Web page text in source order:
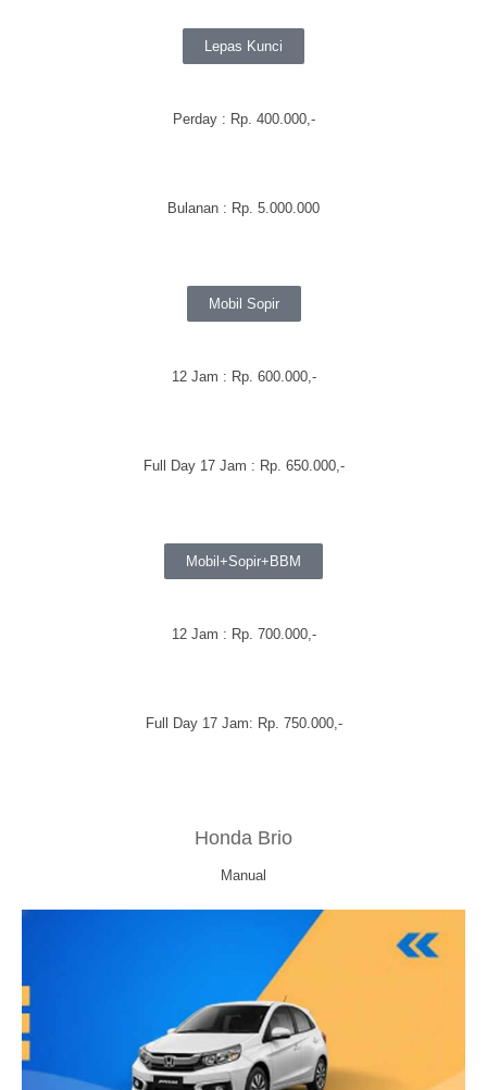
Lepas Kunci
Perday: Rp. 400.000,-
Bulanan : Rp. 5.000.000
Mobil Sopir
12 Jam : Rp. 600.000,-
Full Day 17 Jam : Rp. 650.000,-
Mobil+Sopir+BBM
12 Jam : Rp. 700.000,-
Full Day 17 Jam: Rp. 750.000,-
Honda Brio
Manual